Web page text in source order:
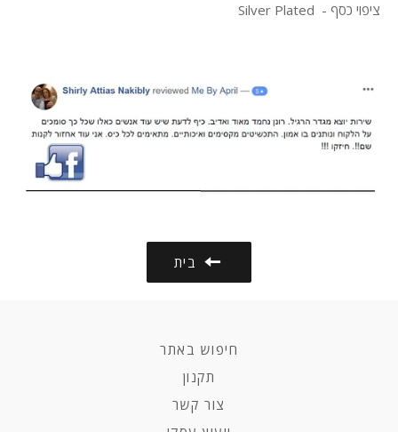
ציפוי כסף - Silver Plated
בית
חיפוש באתר
תקנון
צור קשר